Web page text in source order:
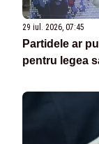
29 iul. 2026, 07:45
Partidele ar
pentru legea